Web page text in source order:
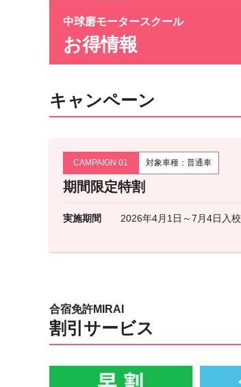
中球磨モータースクール
お得情報
キャンペーン
CAMPAIGN 01 対象車種：普通車
期間限定特割
実施期間 2026年4月1日～7月4日入校
合宿免許MIRAI
割引サービス